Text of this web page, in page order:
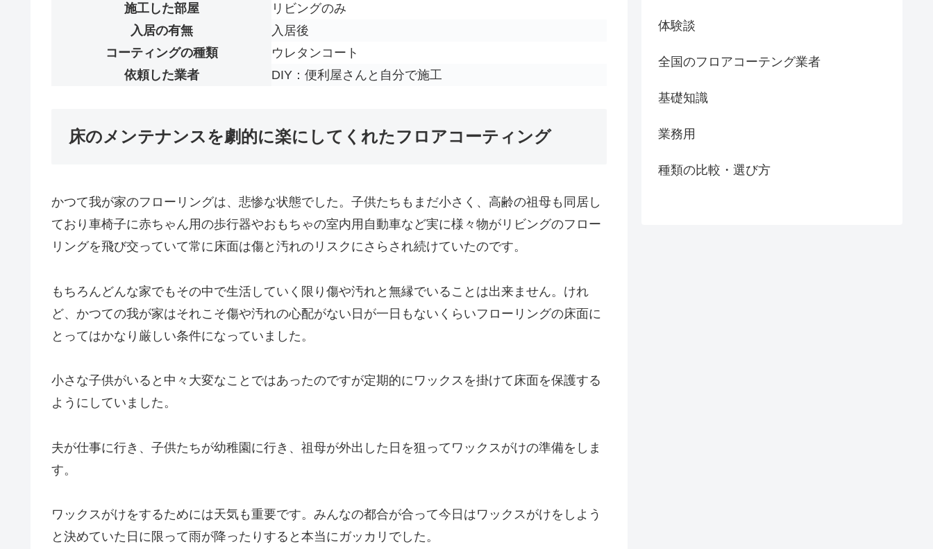
施工した部屋
リビングのみ
入居の有無
入居後
コーティングの種類
ウレタンコート
依頼した業者
DIY：便利屋さんと自分で施工
床のメンテナンスを劇的に楽にしてくれたフロアコーティング
かつて我が家のフローリングは、悲惨な状態でした。子供たちもまだ小さく、高齢の祖母も同居し
ており車椅子に赤ちゃん用の歩行器やおもちゃの室内用自動車など実に様々物がリビングのフロー
リングを飛び交っていて常に床面は傷と汚れのリスクにさらされ続けていたのです。
もちろんどんな家でもその中で生活していく限り傷や汚れと無縁でいることは出来ません。けれ
ど、かつての我が家はそれこそ傷や汚れの心配がない日が一日もないくらいフローリングの床面に
とってはかなり厳しい条件になっていました。
小さな子供がいると中々大変なことではあったのですが定期的にワックスを掛けて床面を保護する
ようにしていました。
夫が仕事に行き、子供たちが幼稚園に行き、祖母が外出した日を狙ってワックスがけの準備をしま
す。
ワックスがけをするためには天気も重要です。みんなの都合が合って今日はワックスがけをしよう
と決めていた日に限って雨が降ったりすると本当にガッカリでした。
体験談
全国のフロアコーテング業者
基礎知識
業務用
種類の比較・選び方